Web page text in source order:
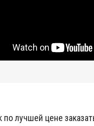
по лучшей цене